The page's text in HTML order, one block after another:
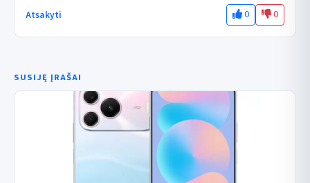
Atsakyti 0 0
SUSIJĘ ĮRAŠAI